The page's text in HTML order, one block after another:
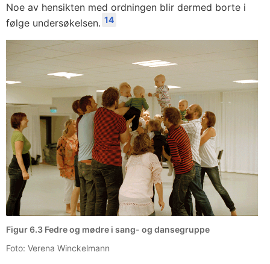
Noe av hensikten med ordningen blir dermed borte i
følge undersøkelsen. 14
Figur 6.3 Fedre og mødre i sang- og dansegruppe
Foto: Verena Winckelmann